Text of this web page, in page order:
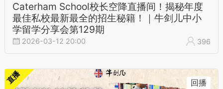
Caterham School校长空降直播间！揭秘年度
最佳私校最新最全的招生秘籍！｜牛剑儿中小
学留学分享会第129期
2026-03-12 20:00 396
回播
直播